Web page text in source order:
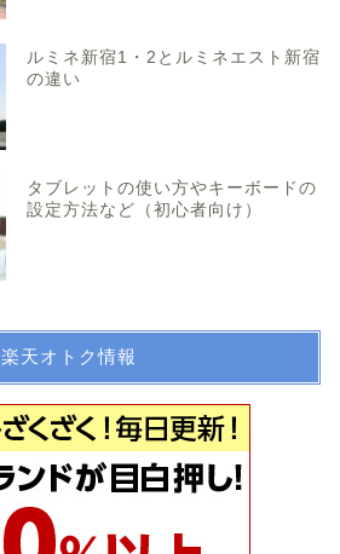
ルミネ新宿1・2とルミネエスト新宿
の違い
タブレットの使い方やキーボードの
設定方法など（初心者向け）
楽天オトク情報